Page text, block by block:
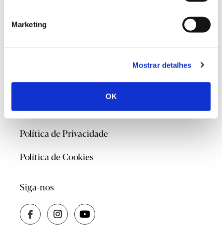
Marketing
Mostrar detalhes
OK
Contacte-nos
Política de Privacidade
Política de Cookies
Siga-nos